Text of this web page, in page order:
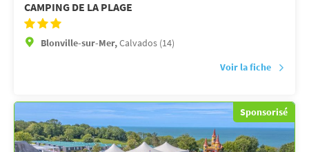
CAMPING DE LA PLAGE
Blonville-sur-Mer,Calvados (14)
Voir la fiche
Sponsorisé